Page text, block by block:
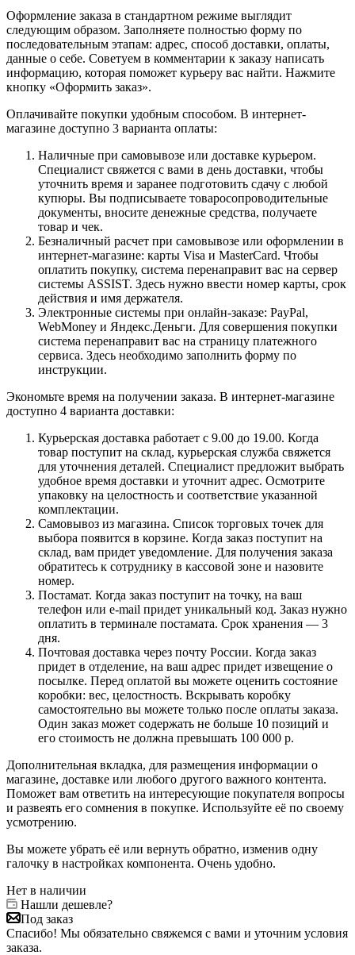
Оформление заказа в стандартном режиме выглядит
следующим образом. Заполняете полностью форму по
последовательным этапам: адрес, способ доставки, оплаты,
данные о себе. Советуем в комментарии к заказу написать
информацию, которая поможет курьеру вас найти. Нажмите
кнопку «Оформить заказ».
Оплачивайте покупки удобным способом. В интернет-
магазине доступно 3 варианта оплаты:
Наличные при самовывозе или доставке курьером.
Специалист свяжется с вами в день доставки, чтобы
уточнить время и заранее подготовить сдачу с любой
купюры. Вы подписываете товаросопроводительные
документы, вносите денежные средства, получаете
товар и чек.
Безналичный расчет при самовывозе или оформлении в
интернет-магазине: карты Visa и MasterCard. Чтобы
оплатить покупку, система перенаправит вас на сервер
системы ASSIST. Здесь нужно ввести номер карты, срок
действия и имя держателя.
Электронные системы при онлайн-заказе: PayPal,
WebMoney и Яндекс.Деньги. Для совершения покупки
система перенаправит вас на страницу платежного
сервиса. Здесь необходимо заполнить форму по
инструкции.
Экономьте время на получении заказа. В интернет-магазине
доступно 4 варианта доставки:
Курьерская доставка работает с 9.00 до 19.00. Когда
товар поступит на склад, курьерская служба свяжется
для уточнения деталей. Специалист предложит выбрать
удобное время доставки и уточнит адрес. Осмотрите
упаковку на целостность и соответствие указанной
комплектации.
Самовывоз из магазина. Список торговых точек для
выбора появится в корзине. Когда заказ поступит на
склад, вам придет уведомление. Для получения заказа
обратитесь к сотруднику в кассовой зоне и назовите
номер.
Постамат. Когда заказ поступит на точку, на ваш
телефон или e-mail придет уникальный код. Заказ нужно
оплатить в терминале постамата. Срок хранения — 3
дня.
Почтовая доставка через почту России. Когда заказ
придет в отделение, на ваш адрес придет извещение о
посылке. Перед оплатой вы можете оценить состояние
коробки: вес, целостность. Вскрывать коробку
самостоятельно вы можете только после оплаты заказа.
Один заказ может содержать не больше 10 позиций и
его стоимость не должна превышать 100 000 р.
Дополнительная вкладка, для размещения информации о
магазине, доставке или любого другого важного контента.
Поможет вам ответить на интересующие покупателя вопросы
и развеять его сомнения в покупке. Используйте её по своему
усмотрению.
Вы можете убрать её или вернуть обратно, изменив одну
галочку в настройках компонента. Очень удобно.
Нет в наличии
Нашли дешевле?
Под заказ
Спасибо! Мы обязательно свяжемся с вами и уточним условия
заказа.